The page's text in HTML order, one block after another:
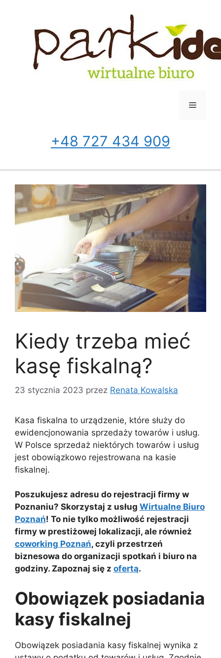
Menu
+48 727 434 909
Kiedy trzeba mieć
kasę fiskalną?
23 stycznia 2023 przez Renata Kowalska
Kasa fiskalna to urządzenie, które służy do
ewidencjonowania sprzedaży towarów i usług.
W Polsce sprzedaż niektórych towarów i usług
jest obowiązkowo rejestrowana na kasie
fiskalnej.
Poszukujesz adresu do rejestracji firmy w
Poznaniu? Skorzystaj z usług Wirtualne Biuro
Poznań! To nie tylko możliwość rejestracji
firmy w prestiżowej lokalizacji, ale również
coworking Poznań, czyli przestrzeń
biznesowa do organizacji spotkań i biuro na
godziny. Zapoznaj się z ofertą.
Obowiązek posiadania
kasy fiskalnej
Obowiązek posiadania kasy fiskalnej wynika z